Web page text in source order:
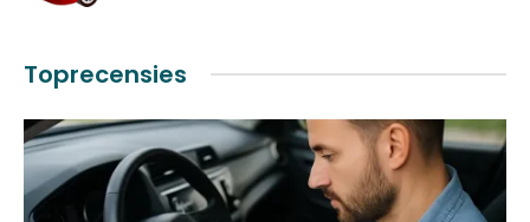
Toprecensies